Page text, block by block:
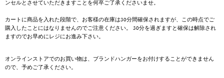
ンセルとさせていただきますことを何卒ご了承くださいませ。
カートに商品を入れた段階で、お客様の在庫は30分間確保されますが、この時点でご
購入したことにはなりませんのでご注意ください。 30分を過ぎますと確保は解除され
ますのでお早めにレジにお進み下さい。
オンラインストアでのお買い物は、ブランドハンガーをお付けすることができません
ので、予めご了承ください。